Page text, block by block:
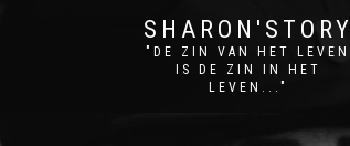
SHARON'STORY
"DE ZIN VAN HET LEVEN
IS DE ZIN IN HET
LEVEN..."